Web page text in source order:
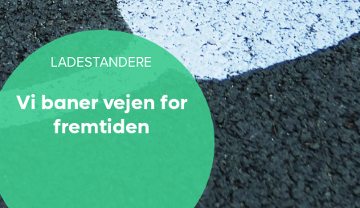
LADESTANDERE
Vi baner vejen for
fremtiden